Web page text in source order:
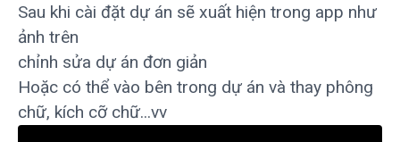
Sau khi cài đặt dự án sẽ xuất hiện trong app như
ảnh trên
chỉnh sửa dự án đơn giản
Hoặc có thể vào bên trong dự án và thay phông
chữ, kích cỡ chữ...vv